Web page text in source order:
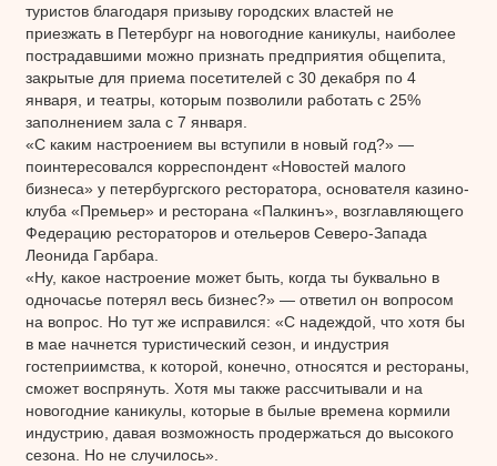
туристов благодаря призыву городских властей не
приезжать в Петербург на новогодние каникулы, наиболее
пострадавшими можно признать предприятия общепита,
закрытые для приема посетителей с 30 декабря по 4
января, и театры, которым позволили работать с 25%
заполнением зала с 7 января.
«С каким настроением вы вступили в новый год?» —
поинтересовался корреспондент «Новостей малого
бизнеса» у петербургского ресторатора, основателя казино-
клуба «Премьер» и ресторана «Палкинъ», возглавляющего
Федерацию рестораторов и отельеров Северо-Запада
Леонида Гарбара.
«Ну, какое настроение может быть, когда ты буквально в
одночасье потерял весь бизнес?» — ответил он вопросом
на вопрос. Но тут же исправился: «С надеждой, что хотя бы
в мае начнется туристический сезон, и индустрия
гостеприимства, к которой, конечно, относятся и рестораны,
сможет воспрянуть. Хотя мы также рассчитывали и на
новогодние каникулы, которые в былые времена кормили
индустрию, давая возможность продержаться до высокого
сезона. Но не случилось».